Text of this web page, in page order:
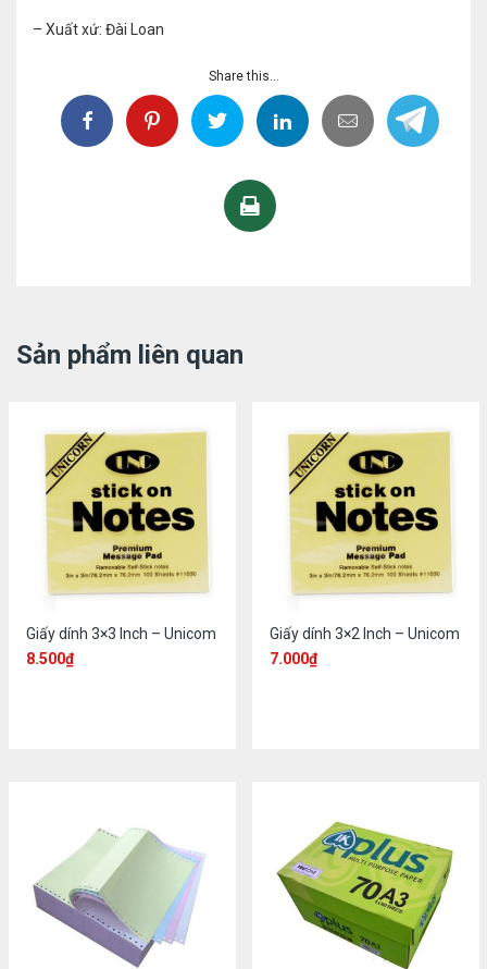
– Xuất xứ: Đài Loan
Share this...
Sản phẩm liên quan
Giấy dính 3×3 Inch – Unicom
8.500₫
Giấy dính 3×2 Inch – Unicom
7.000₫